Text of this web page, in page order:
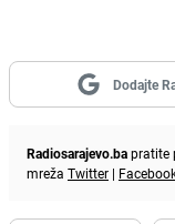
Dodajte
Radiosarajevo.bapratite
mreža Twitter |